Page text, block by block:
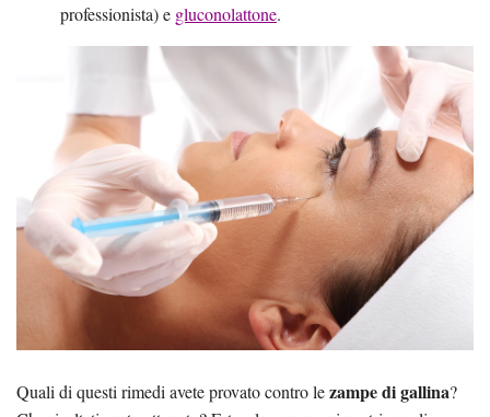
professionista) e gluconolattone.
Quali di questi rimedi avete provato contro lezampe di gallina?